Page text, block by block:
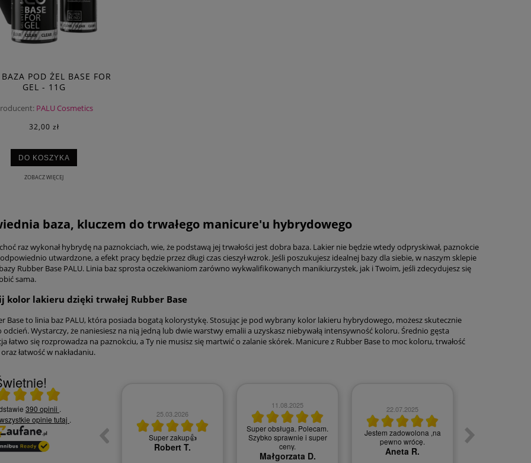
POD ŻEL BASE FOR
GEL - 11G
PALU Cosmetics
32,00 zł
DO KOSZYKA
ZOBACZ WIĘCEJ
baza, kluczem do trwałego manicure'u hybrydowego
raz wykonał hybrydę na paznokciach, wie, że podstawą jej trwałości jest dobra baza. Lakier nie będzie wtedy odpryskiwał, paznokcie
utwardzone, a efekt pracy będzie przez długi czas cieszył wzrok. Jeśli poszukujesz idealnej bazy dla siebie, w naszym sklepie
Rubber Base PALU. Linia baz sprosta oczekiwaniom zarówno wykwalifikowanych manikiurzystek, jak i Twoim, jeśli zdecydujesz się
sama.
kolor lakieru dzięki trwałej Rubber Base
Base to linia baz PALU, która posiada bogatą kolorystykę. Stosując je pod wybrany kolor lakieru hybrydowego, możesz skutecznie
odcień. Wystarczy, że naniesiesz na nią jedną lub dwie warstwy emalii a uzyskasz niebywałą intensywność koloru. Średnio gęsta
łatwo się rozprowadza na paznokciu, a Ty nie musisz się martwić o zalanie skórek. Manicure z Rubber Base to moc koloru, trwałość
łatwość w nakładaniu.
średnia 5 na 5
390 opinii .
wszystkie opinie tutaj .
10.06.2026
Czy jesteś zadowolony z
jakości naszych usług? -
Zadowolona tak polecę
Kamila S.
25.03.2026
Super zakup👍
Robert T.
11.08.2025
Super obsługa. Polecam.
Szybko sprawnie i super
ceny.
Małgorzata D.
22.07.2025
Jestem zadowolona ,na
pewno wrócę.
Aneta R.